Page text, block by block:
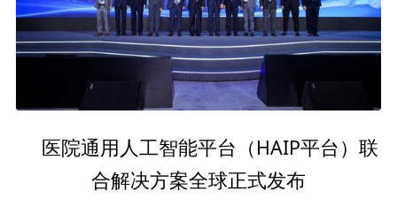
医院通用人工智能平台（HAIP平台）联
合解决方案全球正式发布